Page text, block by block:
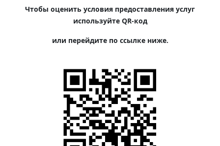
Чтобы оценить условия предоставления услуг
используйте QR-код
или перейдите по ссылке ниже.